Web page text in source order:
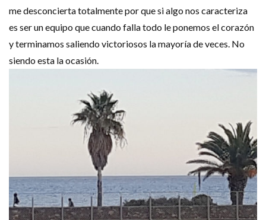
me desconcierta totalmente por que si algo nos caracteriza
es ser un equipo que cuando falla todo le ponemos el corazón
y terminamos saliendo victoriosos la mayoría de veces. No
siendo esta la ocasión.